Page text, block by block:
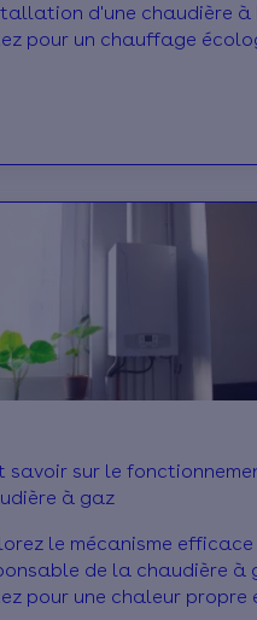
d'une chaudière à
pour un chauffage
savoir sur le
à gaz
le mécanisme
de la chaudière à
pour une chaleur propre